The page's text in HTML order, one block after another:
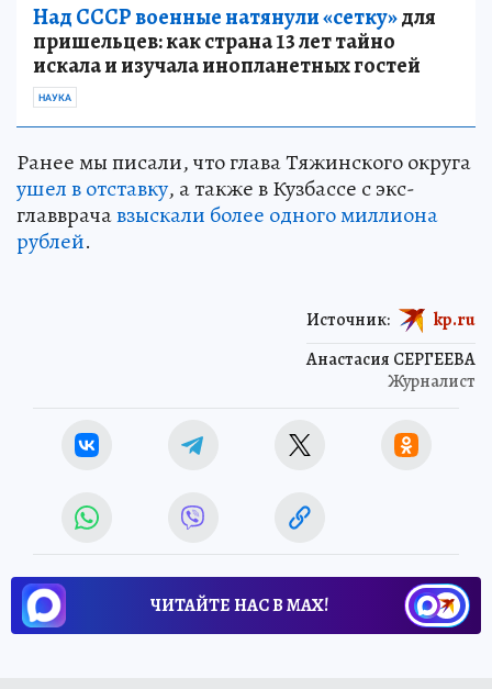
Над СССР военные натянули «сетку»для
пришельцев: как страна 13 лет тайно
искала и изучала инопланетных гостей
НАУКА
Ранее мы писали, что глава Тяжинского округа
ушел в отставку, а также в Кузбассе с экс-
главврачавзыскали более одного миллиона
рублей.
Анастасия СЕРГЕЕВА
Журналист
Источник: kp.ru
ЧИТАЙТЕ НАС В МАХ!